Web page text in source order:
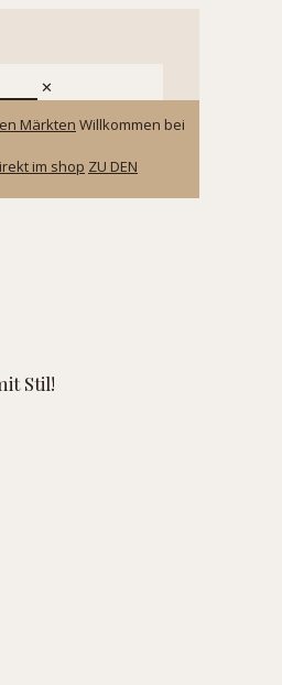
✕
Märkten Willkommen bei
im shop ZU DEN
Stil!